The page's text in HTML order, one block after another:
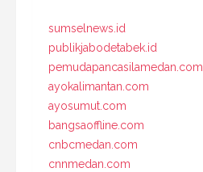
sumselnews.id
publikjabodetabek.id
pemudapancasilamedan.com
ayokalimantan.com
ayosumut.com
bangsaoffline.com
cnbcmedan.com
cnnmedan.com